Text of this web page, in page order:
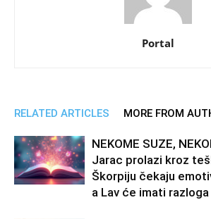
Portal
RELATED ARTICLES MORE FROM
NEKOME SUZE,
Jarac prolazi kroz
Škorpiju čekaju
a Lav će imati